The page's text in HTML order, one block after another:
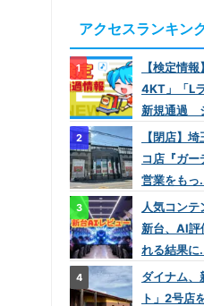
アクセスランキン
【検定情
4KT」「L
新規通過
【閉店】
コ店『ガ
営業をもっ
人気コン
新台、AI評
れる結果に
ダイナム、
ト」2号店